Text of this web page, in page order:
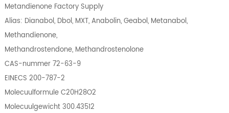
Metandienone Factory Supply
Alias: Dianabol, Dbol, MXT, Anabolin, Geabol, Metanabol,
Methandienone,
Methandrostendone, Methandrostenolone
CAS-nummer 72-63-9
EINECS 200-787-2
Molecuulformule C20H28O2
Molecuulgewicht 300.43512